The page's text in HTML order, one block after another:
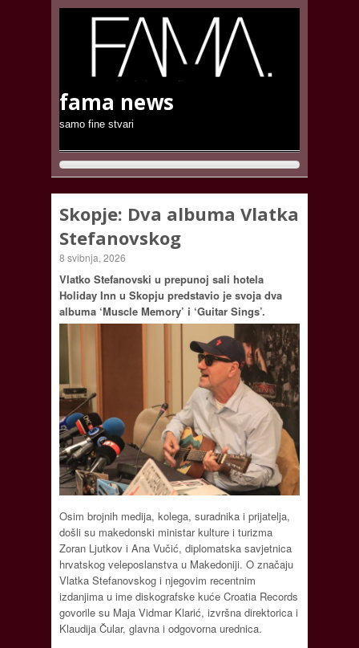
fama news
samo fine stvari
Skopje: Dva albuma Vlatka
Stefanovskog
8 svibnja, 2026
Vlatko Stefanovski u prepunoj sali hotela
Holiday Inn u Skopju predstavio je svoja dva
albuma ‘Muscle Memory’ i ‘Guitar Sings’.
Osim brojnih medija, kolega, suradnika i prijatelja,
došli su makedonski ministar kulture i turizma
Zoran Ljutkov i Ana Vučić, diplomatska savjetnica
hrvatskog veleposlanstva u Makedoniji. O značaju
Vlatka Stefanovskog i njegovim recentnim
izdanjima u ime diskografske kuće Croatia Records
govorile su Maja Vidmar Klarić, izvršna direktorica i
Klaudija Čular, glavna i odgovorna urednica.